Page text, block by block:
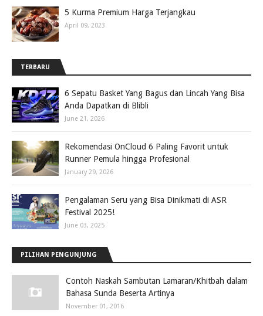
5 Kurma Premium Harga Terjangkau
April 09, 2023
TERBARU
6 Sepatu Basket Yang Bagus dan Lincah Yang Bisa
Anda Dapatkan di Blibli
June 21, 2026
Rekomendasi OnCloud 6 Paling Favorit untuk
Runner Pemula hingga Profesional
January 29, 2026
Pengalaman Seru yang Bisa Dinikmati di ASR
Festival 2025!
June 03, 2025
PILIHAN PENGUNJUNG
Contoh Naskah Sambutan Lamaran/Khitbah dalam
Bahasa Sunda Beserta Artinya
November 01, 2016